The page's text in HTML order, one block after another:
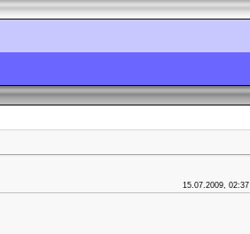
15.07.2009, 02:37